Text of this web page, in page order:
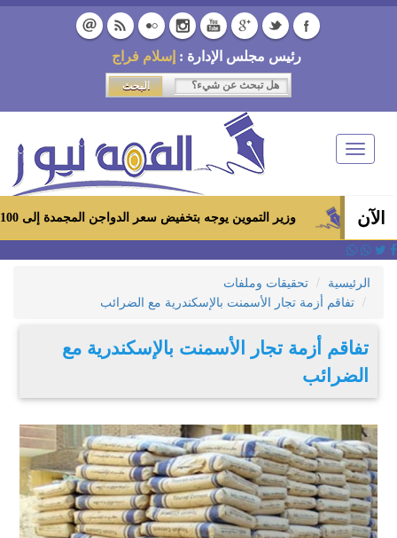
رئيس مجلس الإدارة : إسلام فراج
Toggle
navigation
الآن وزير التموين يوجه بتخفيض سعر الدواجن المجمدة إلى 100 جنيه للكيلو بالمجمعات الاستهلاكية ومعارض «أهلاً رمضان»
الرئيسية
تحقيقات وملفات
تفاقم أزمة تجار الأسمنت بالإسكندرية مع الضرائب
تفاقم أزمة تجار الأسمنت بالإسكندرية مع
الضرائب